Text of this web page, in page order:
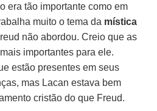
era tão importante como em
muito o tema da mística
não abordou. Creio que as
importantes para ele.
estão presentes em seus
mas Lacan estava bem
cristão do que Freud.